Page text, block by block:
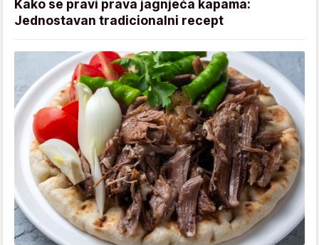
Kako se pravi prava jagnjeća kapama:
Jednostavan tradicionalni recept